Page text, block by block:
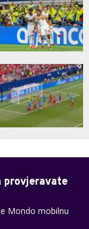
0
provjeravate
Mondo mobilnu